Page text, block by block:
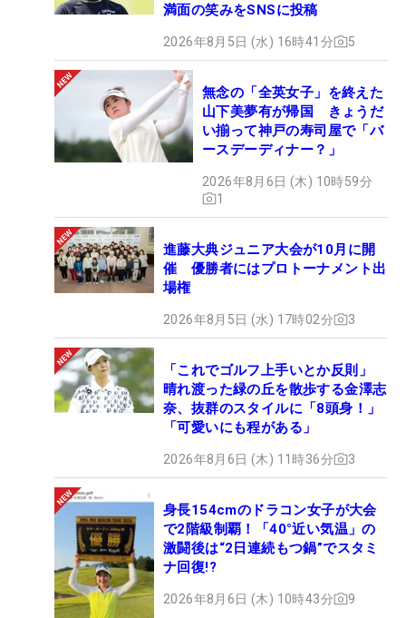
満面の笑みをSNSに投稿
2026年8月5日 (水) 16時41分 5
無念の「全英女子」を終えた
山下美夢有が帰国 きょうだ
い揃って神戸の寿司屋で「バ
ースデーディナー？」
2026年8月6日 (木) 10時59分
1
進藤大典ジュニア大会が10月に開
催 優勝者にはプロトーナメント出
場権
2026年8月5日 (水) 17時02分 3
「これでゴルフ上手いとか反則」
晴れ渡った緑の丘を散歩する金澤志
奈、抜群のスタイルに「8頭身！」
「可愛いにも程がある」
2026年8月6日 (木) 11時36分 3
身長154cmのドラコン女子が大会
で2階級制覇！「40°近い気温」の
激闘後は“2日連続もつ鍋”でスタミ
ナ回復!?
2026年8月6日 (木) 10時43分 9